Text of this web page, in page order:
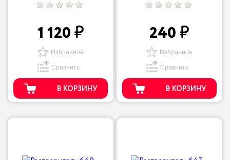
1 120
Избранное
Сравнить
В КОРЗИНУ
240
Избранное
Сравнить
В КОРЗИНУ